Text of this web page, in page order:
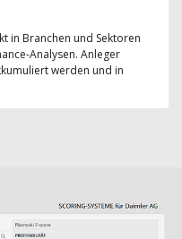
in Branchen und Sektoren
Analysen. Anleger
werden und in